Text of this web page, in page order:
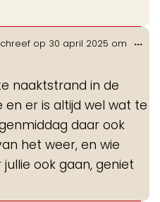
op 30 april 2025 om
naaktstrand in de
en er is altijd wel wat te
daar ook
het weer, en wie
ook gaan, geniet
...